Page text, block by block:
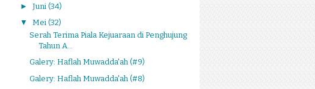
► Juni (34)
▼ Mei (32)
Serah Terima Piala Kejuaraan di Penghujung
Tahun A...
Galery: Haflah Muwadda'ah (#9)
Galery: Haflah Muwadda'ah (#8)